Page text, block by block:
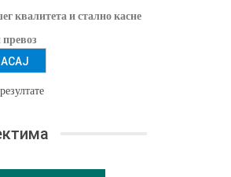
квалитета и стално касне